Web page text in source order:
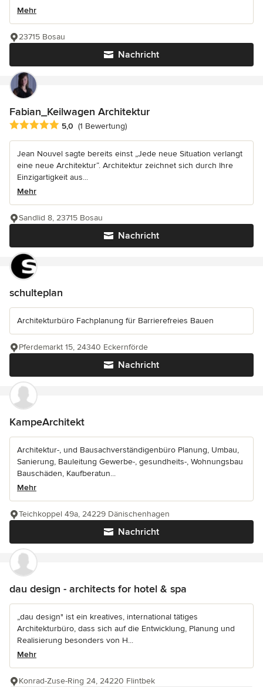
Mehr
Nachricht
23715 Bosau
Fabian_Keilwagen Architektur
Durchschnittliche Bewertung: 5 von 5 Sternen
5,0 (1 Bewertung)
Jean Nouvel sagte bereits einst „Jede neue Situation verlangt
eine neue Architektur“. Architektur zeichnet sich durch Ihre
Einzigartigkeit aus...
Mehr
Nachricht
Sandlid 8, 23715 Bosau
schulteplan
Architekturbüro Fachplanung für Barrierefreies Bauen
Nachricht
Pferdemarkt 15, 24340 Eckernförde
KampeArchitekt
Architektur-, und Bausachverständigenbüro Planung, Umbau,
Sanierung, Bauleitung Gewerbe-, gesundheits-, Wohnungsbau
Bauschäden, Kaufberatun...
Mehr
Nachricht
Teichkoppel 49a, 24229 Dänischenhagen
dau design - architects for hotel & spa
„dau design" ist ein kreatives, international tätiges
Architekturbüro, dass sich auf die Entwicklung, Planung und
Realisierung besonders von H...
Mehr
Konrad-Zuse-Ring 24, 24220 Flintbek